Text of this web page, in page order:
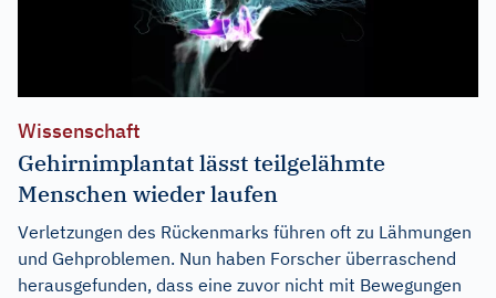
Wissenschaft
Gehirnimplantat lässt teilgelähmte
Menschen wieder laufen
Verletzungen des Rückenmarks führen oft zu Lähmungen
und Gehproblemen. Nun haben Forscher überraschend
herausgefunden, dass eine zuvor nicht mit Bewegungen